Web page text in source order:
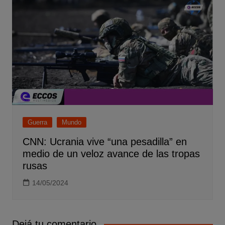
Guerra Mundo
CNN: Ucrania vive “una pesadilla” en
medio de un veloz avance de las tropas
rusas
14/05/2024